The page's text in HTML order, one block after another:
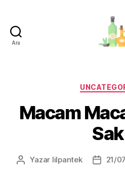
Ara
Macam
Yazının
Yazar lilpantek
Yazı21/